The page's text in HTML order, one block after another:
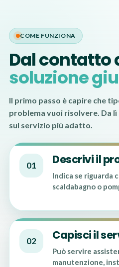
COME FUNZIONA
Dal contatto
soluzione
Il primo passo è capire che
problema vuoi risolvere. Da
sul servizio più adatto.
01 Descrivi il
Indica se riguarda
scaldabagno o
02 Capisci il
Può servire
manutenzione,